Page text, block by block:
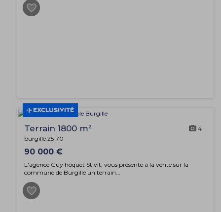
EXCLUSIVITÉ
Terrain 1800 m² 4
burgille 25170
90 000 €
L'agence Guy hoquet St vit, vous présente à la vente sur la
commune de Burgille un terrain...